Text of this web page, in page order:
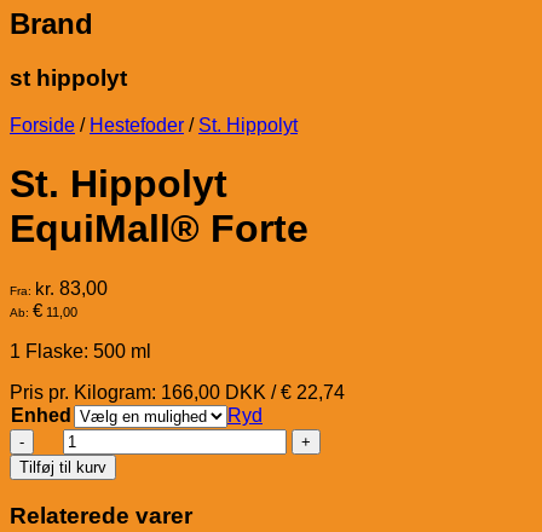
Brand
st hippolyt
Forside / Hestefoder / St. Hippolyt
St. Hippolyt
EquiMall® Forte
Fra: kr. 83,00
Ab: € 11,00
1 Flaske: 500 ml
Pris pr. Kilogram: 166,00 DKK / € 22,74
Enhed
Ryd
Hippolyt
EquiMall®
Forte
antal
Tilføj til kurv
Relaterede varer